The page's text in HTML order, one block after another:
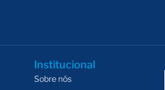
Institucional
Sobre nós